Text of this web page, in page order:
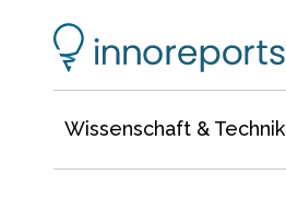
Wissenschaft & Technik